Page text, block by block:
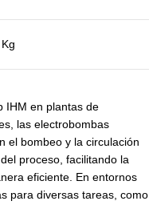
IHM en plantas de
las electrobombas
el bombeo y la circulación
proceso, facilitando la
eficiente. En entornos
para diversas tareas, como